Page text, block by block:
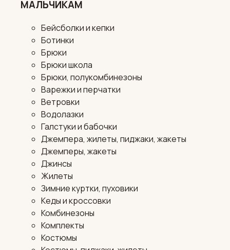
МАЛЬЧИКАМ
Бейсболки и кепки
Ботинки
Брюки
Брюки школа
Брюки, полукомбинезоны
Варежки и перчатки
Ветровки
Водолазки
Галстуки и бабочки
Джемпера, жилеты, пиджаки, жакеты
Джемперы, жакеты
Джинсы
Жилеты
Зимние куртки, пуховики
Кеды и кроссовки
Комбинезоны
Комплекты
Костюмы